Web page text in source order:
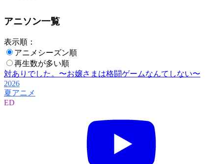
アニソン一覧
表示順：
アニメシーズン順
再生数が多い順
対ありでした。〜お嬢さまは格闘ゲームなんてしない〜
2026
夏アニメ
ED